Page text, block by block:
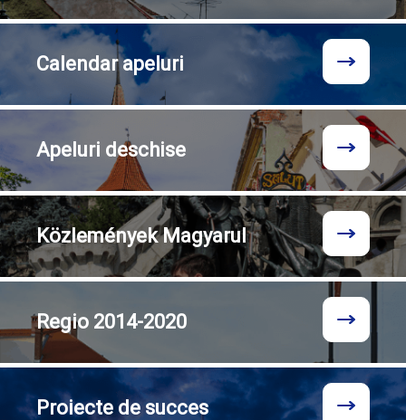
Calendarapeluri
Apeluri deschise
KözleményekMagyarul
Regio 2014-2020
Proiecte de succes